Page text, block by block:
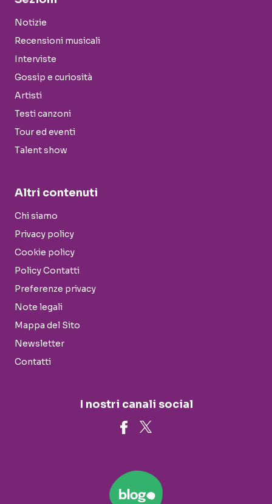
Notizie
Recensioni musicali
Interviste
Gossip e curiosità
Artisti
Testi canzoni
Tour ed eventi
Talent show
Altri contenuti
Chi siamo
Privacy policy
Cookie policy
Policy Contatti
Preferenze privacy
Note legali
Mappa del Sito
Newsletter
Contatti
I nostri canali social